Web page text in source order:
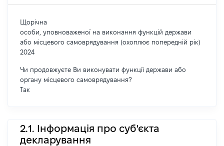
Щорічна
особи, уповноваженої на виконання функцій держави
або місцевого самоврядування (охоплює попередній рік)
2024
Чи продовжуєте Ви виконувати функції держави або
органу місцевого самоврядування?
Так
2.1. Інформація про суб'єкта
декларування